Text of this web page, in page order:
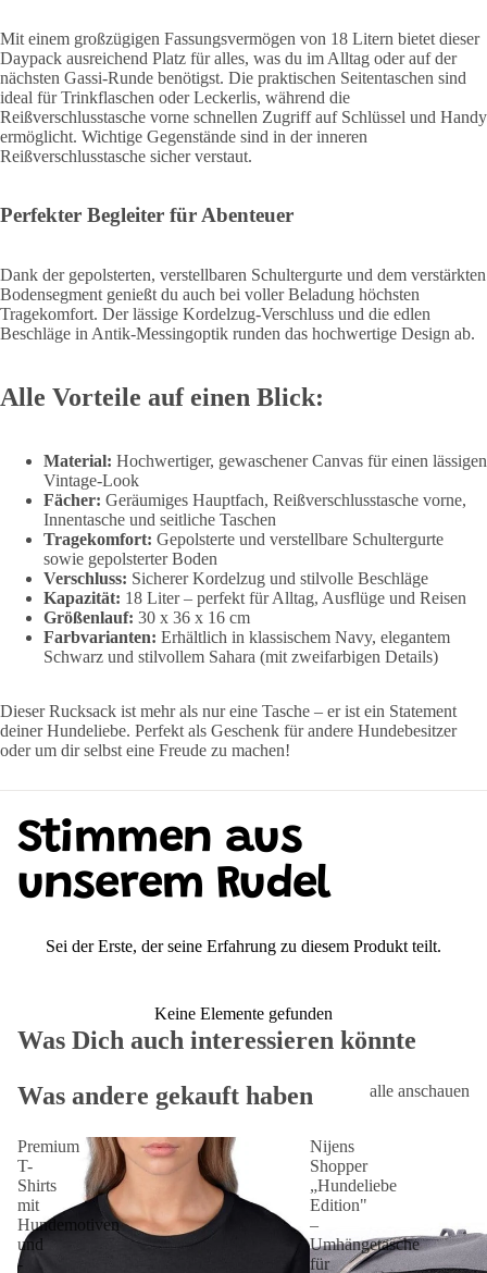
Mit einem großzügigen Fassungsvermögen von 18 Litern bietet dieser
Daypack ausreichend Platz für alles, was du im Alltag oder auf der
nächsten Gassi-Runde benötigst. Die praktischen Seitentaschen sind
ideal für Trinkflaschen oder Leckerlis, während die
Reißverschlusstasche vorne schnellen Zugriff auf Schlüssel und Handy
ermöglicht. Wichtige Gegenstände sind in der inneren
Reißverschlusstasche sicher verstaut.
Perfekter Begleiter für Abenteuer
Dank der gepolsterten, verstellbaren Schultergurte und dem verstärkten
Bodensegment genießt du auch bei voller Beladung höchsten
Tragekomfort. Der lässige Kordelzug-Verschluss und die edlen
Beschläge in Antik-Messingoptik runden das hochwertige Design ab.
Alle Vorteile auf einen Blick:
Material: Hochwertiger, gewaschener Canvas für einen lässigen
Vintage-Look
Fächer: Geräumiges Hauptfach, Reißverschlusstasche vorne,
Innentasche und seitliche Taschen
Tragekomfort: Gepolsterte und verstellbare Schultergurte
sowie gepolsterter Boden
Verschluss: Sicherer Kordelzug und stilvolle Beschläge
Kapazität: 18 Liter – perfekt für Alltag, Ausflüge und Reisen
Größenlauf: 30 x 36 x 16 cm
Farbvarianten: Erhältlich in klassischem Navy, elegantem
Schwarz und stilvollem Sahara (mit zweifarbigen Details)
Dieser Rucksack ist mehr als nur eine Tasche – er ist ein Statement
deiner Hundeliebe. Perfekt als Geschenk für andere Hundebesitzer
oder um dir selbst eine Freude zu machen!
Stimmen aus
unserem Rudel
Sei der Erste, der seine Erfahrung zu diesem Produkt teilt.
Keine Elemente gefunden
Was Dich auch interessieren könnte
Was andere gekauft haben
alle anschauen
Premium
T-
Shirts
mit
Hundemotiven
und
-
Nijens
Shopper
„Hundeliebe
Edition"
–
Umhängetasche
für